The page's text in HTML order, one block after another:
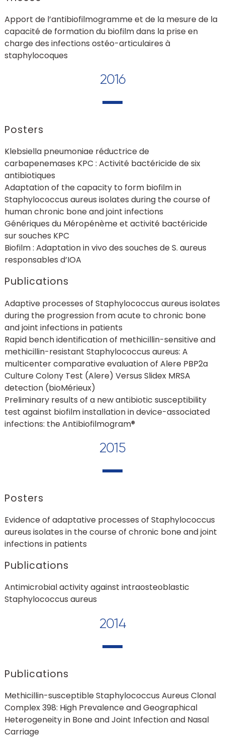
Apport de l’antibiofilmogramme et de la mesure de la
capacité de formation du biofilm dans la prise en
charge des infections ostéo-articulaires à
staphylocoques
2016
Posters
Klebsiella pneumoniae réductrice de
carbapenemases KPC : Activité bactéricide de six
antibiotiques
Adaptation of the capacity to form biofilm in
Staphylococcus aureus isolates during the course of
human chronic bone and joint infections
Génériques du Méropénème et activité bactéricide
sur souches KPC
Biofilm : Adaptation in vivo des souches de S. aureus
responsables d’IOA
Publications
Adaptive processes of Staphylococcus aureus isolates
during the progression from acute to chronic bone
and joint infections in patients
Rapid bench identification of methicillin-sensitive and
methicillin-resistant Staphylococcus aureus: A
multicenter comparative evaluation of Alere PBP2a
Culture Colony Test (Alere) Versus Slidex MRSA
detection (bioMérieux)
Preliminary results of a new antibiotic susceptibility
test against biofilm installation in device-associated
infections: the Antibiofilmogram®
2015
Posters
Evidence of adaptative processes of Staphylococcus
aureus isolates in the course of chronic bone and joint
infections in patients
Publications
Antimicrobial activity against intraosteoblastic
Staphylococcus aureus
2014
Publications
Methicillin-susceptible Staphylococcus Aureus Clonal
Complex 398: High Prevalence and Geographical
Heterogeneity in Bone and Joint Infection and Nasal
Carriage